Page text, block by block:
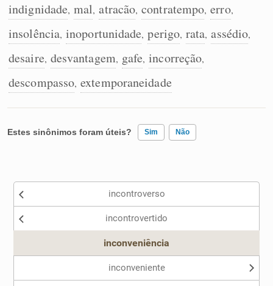
indignidade, mal, atracão, contratempo, erro,
insolência, inoportunidade, perigo, rata, assédio,
desaire, desvantagem, gafe, incorreção,
descompasso, extemporaneidade
Estes sinônimos foram úteis? Sim Não
Nenhum dos sinônimos apresentados me ajudou
incontroverso
incontrovertido
inconveniência
inconveniente